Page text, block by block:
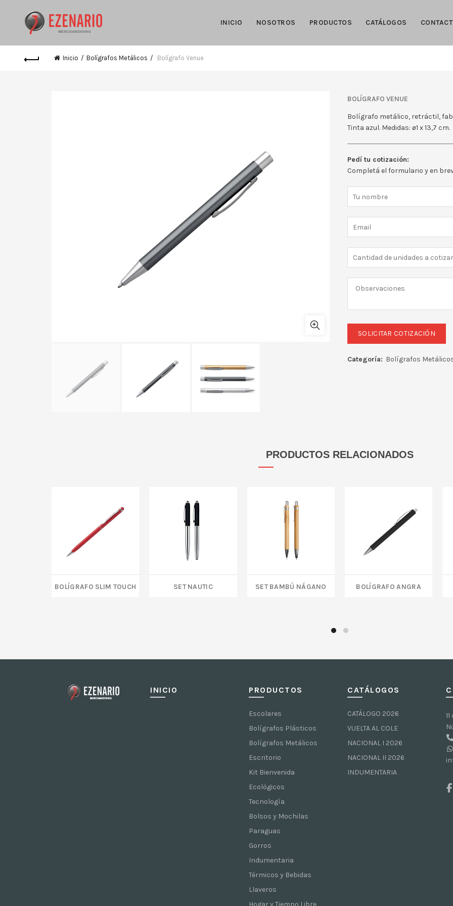
INICIO NOSOTROS PRODUCTOS CATÁLOGOS
Inicio Bolígrafos Metálicos Bolígrafo Venue
Bolígrafo Venue
Bolígrafo metálico, retráctil,
Tinta azul. Medidas: ø1 x 13,7 cm.
Pedí tu cotización:
Completá el formulario y en
Categoría: Bolígrafos
PRODUCTOS RELACIONADOS
BOLÍGRAFO SLIM TOUCH SET NAUTIC SET BAMBÚ NÁGANO BOLÍGRAFO ANGRA
INICIO PRODUCTOS
Escolares
Bolígrafos Plásticos
Bolígrafos Metálicos
Escritorio
Kit Bienvenida
Ecológicos
Tecnología
Bolsos y Mochilas
Paraguas
Gorros
Indumentaria
Térmicos y Bebidas
Llaveros
Hogar y Tiempo Libre
CATÁLOGOS
CATÁLOGO 2026
VUELTA AL COLE
NACIONAL I 2026
NACIONAL II 2026
INDUMENTARIA